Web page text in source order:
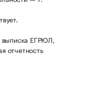
ЕГРЮЛ,
отчетность